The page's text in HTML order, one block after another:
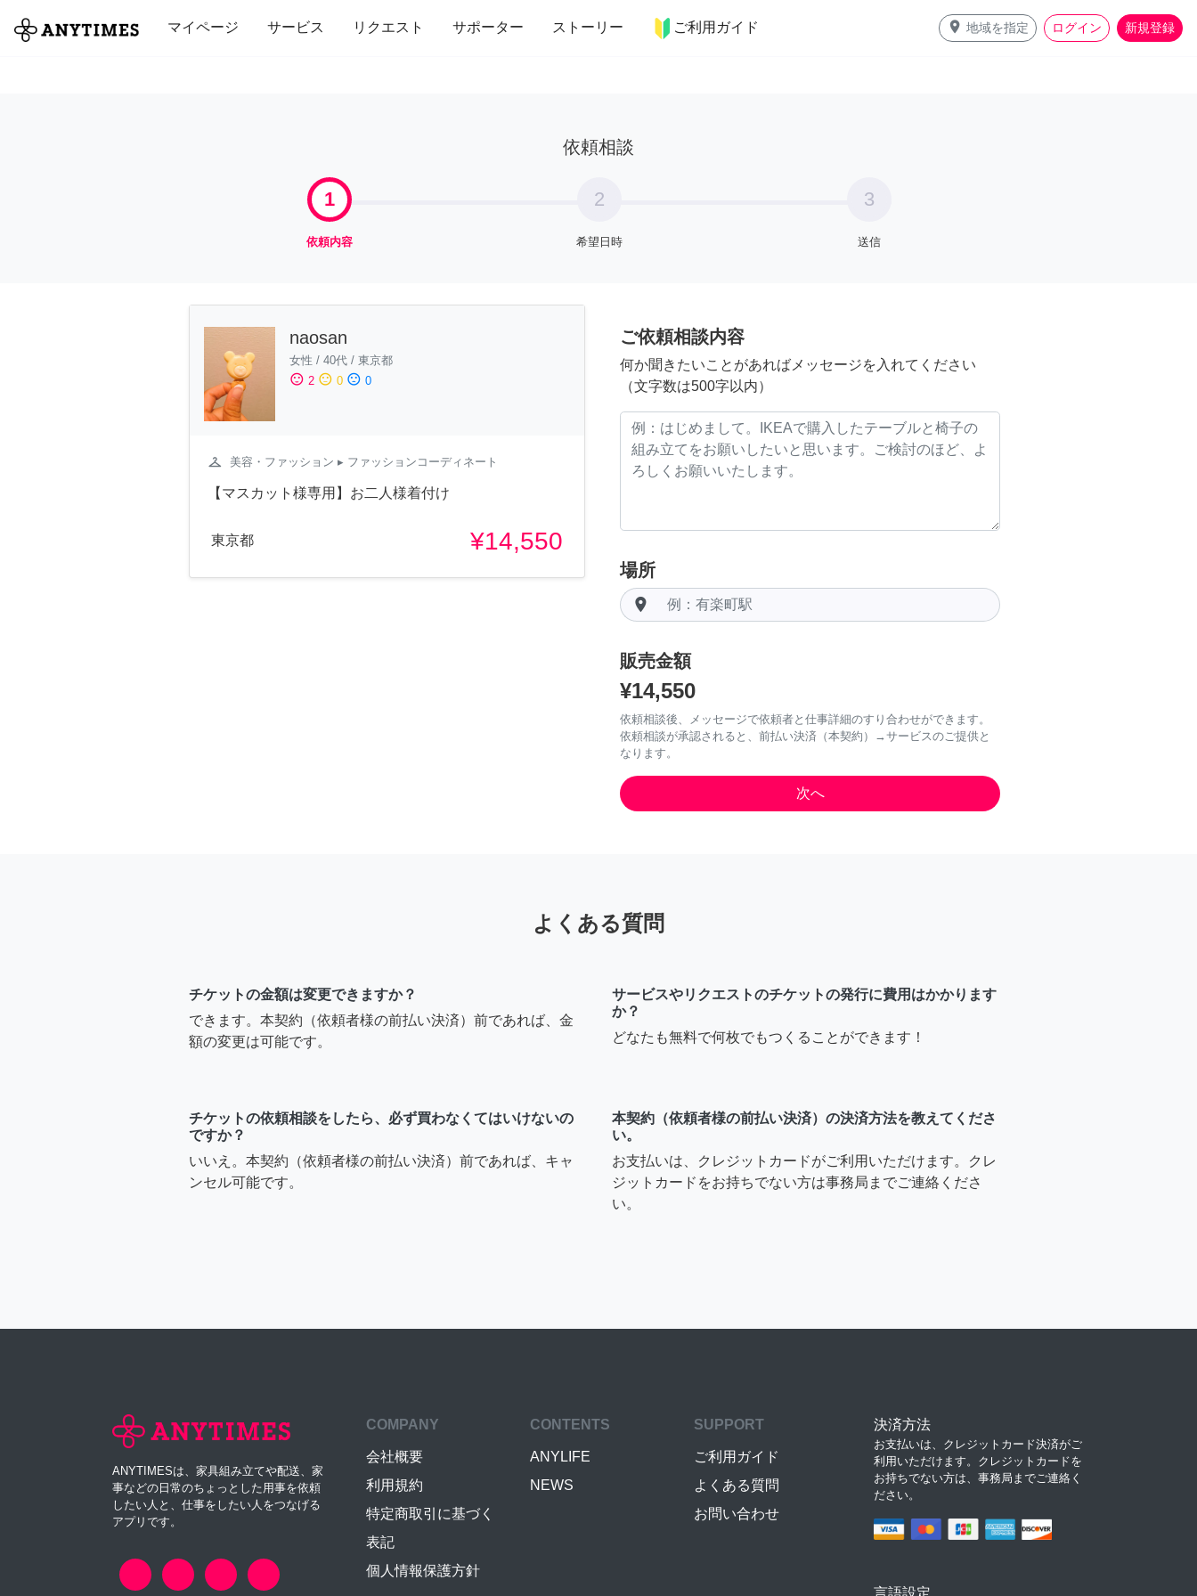
マイページ サービス リクエスト サポーター ストーリー ご利用ガイド place 地域を指定 ログイン 新規登録
全て 修理・組立 家事 引っ越し インテリア 趣味・習い事 ペット 料理
依頼相談
1
依頼内容
2
希望日時
3
送信
naosan
女性 / 40代 / 東京都
sentiment_satisfied 2 sentiment_neutral 0 sentiment_dissatisfied 0
checkroom 美容・ファッション ▸ ファッションコーディネート
【マスカット様専用】お二人様着付け
東京都 ¥14,550
ご依頼相談内容
何か聞きたいことがあればメッセージを入れてください
（文字数は500字以内）
場所
room
販売金額
¥14,550
依頼相談後、メッセージで依頼者と仕事詳細のすり合わせができます。
依頼相談が承認されると、前払い決済（本契約）→サービスのご提供と
なります。
よくある質問
チケットの金額は変更できますか？
できます。本契約（依頼者様の前払い決済）前であれば、金
額の変更は可能です。
サービスやリクエストのチケットの発行に費用はかかります
か？
どなたも無料で何枚でもつくることができます！
チケットの依頼相談をしたら、必ず買わなくてはいけないの
ですか？
いいえ。本契約（依頼者様の前払い決済）前であれば、キャ
ンセル可能です。
本契約（依頼者様の前払い決済）の決済方法を教えてくださ
い。
お支払いは、クレジットカードがご利用いただけます。クレ
ジットカードをお持ちでない方は事務局までご連絡くださ
い。
ANYTIMESは、家具組み立てや配送、家
事などの日常のちょっとした用事を依頼
したい人と、仕事をしたい人をつなげる
アプリです。
COMPANY
会社概要
利用規約
特定商取引に基づく
表記
個人情報保護方針
CONTENTS
ANYLIFE
NEWS
SUPPORT
ご利用ガイド
よくある質問
お問い合わせ
決済方法
お支払いは、クレジットカード決済がご
利用いただけます。クレジットカードを
お持ちでない方は、事務局までご連絡く
ださい。
言語設定